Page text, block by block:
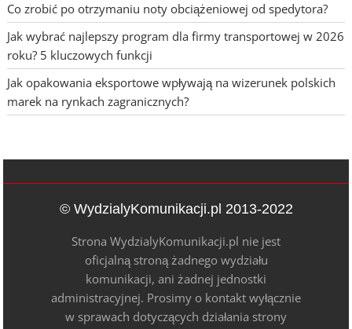
Co zrobić po otrzymaniu noty obciążeniowej od spedytora?
Jak wybrać najlepszy program dla firmy transportowej w 2026
roku? 5 kluczowych funkcji
Jak opakowania eksportowe wpływają na wizerunek polskich
marek na rynkach zagranicznych?
© WydzialyKomunikacji.pl 2013-2022
Strona WydzialyKomunikacji.pl nie jest
oficjalną stroną żadnego wydziału
komunikacji, ani żadnej jednostki
administracyjnej. Prosimy o kontakt wyłącznie
w sprawach dotyczących działania strony